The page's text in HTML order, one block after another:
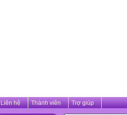
Liên hệ Thành viên Trợ giúp